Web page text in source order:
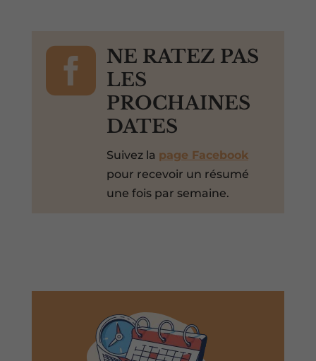

NE RATEZ PAS
LES
PROCHAINES
DATES
Suivez la page Facebook
pour recevoir un résumé
une fois par semaine.